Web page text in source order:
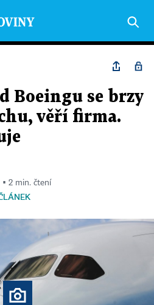
Boeingu se brzy
věří firma.
▪ 2 min. čtení